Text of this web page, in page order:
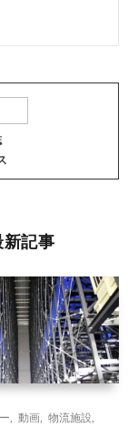
新記事
動画 物流施設